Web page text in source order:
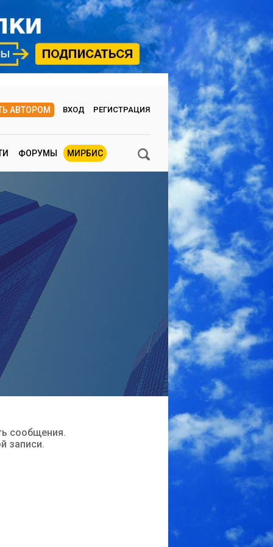
АВТОРОМ ВХОД РЕГИСТРАЦИЯ
ФОРУМЫ МИРБИС
сообщения.
записи.